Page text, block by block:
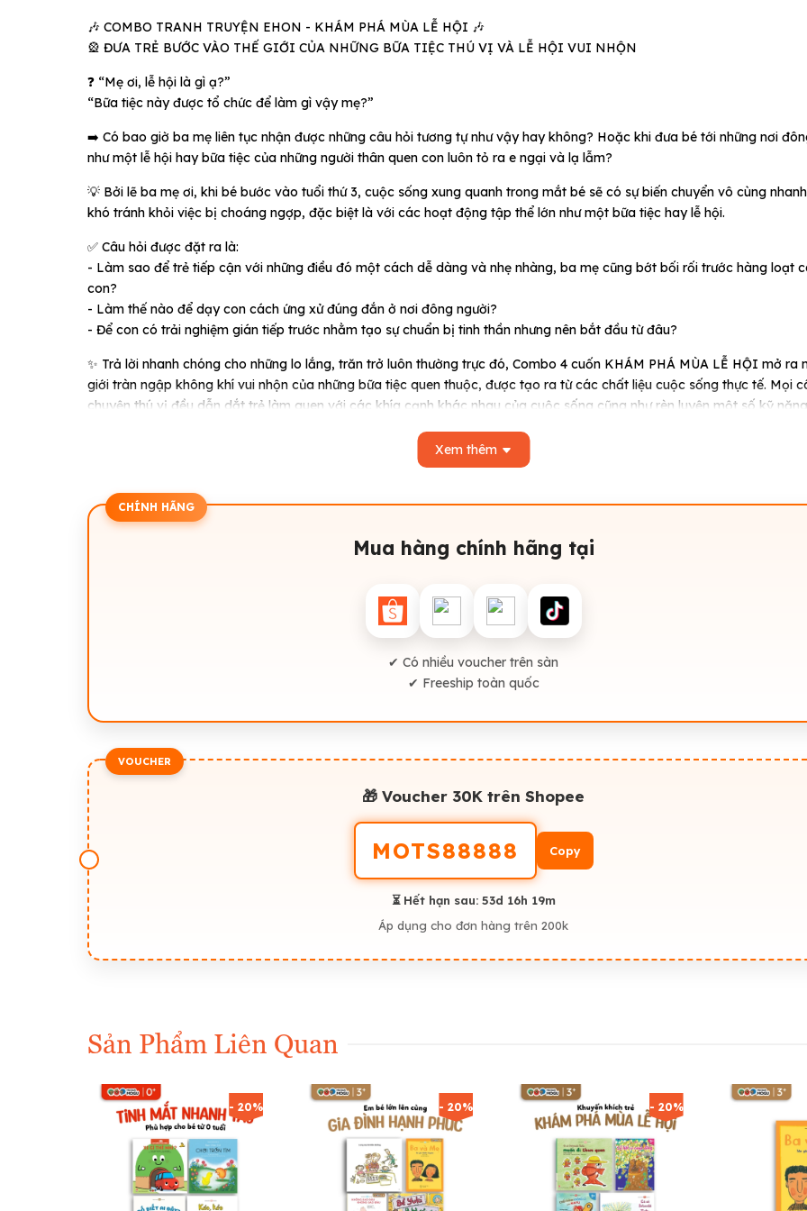
️🎶 COMBO TRANH TRUYỆN EHON - KHÁM PHÁ MÙA LỄ HỘI ️🎶
🎡 ĐƯA TRẺ BƯỚC VÀO THẾ GIỚI CỦA NHỮNG BỮA TIỆC THÚ VỊ VÀ LỄ HỘI VUI NHỘN
❓ “Mẹ ơi, lễ hội là gì ạ?”
“Bữa tiệc này được tổ chức để làm gì vậy mẹ?”
➡️ Có bao giờ ba mẹ liên tục nhận được những câu hỏi tương tự như vậy hay không? Hoặc khi đưa bé tới những nơi
như một lễ hội hay bữa tiệc của những người thân quen con luôn tỏ ra e ngại và lạ lẫm?
💡 Bởi lẽ ba mẹ ơi, khi bé bước vào tuổi thứ 3, cuộc sống xung quanh trong mắt bé sẽ có sự biến chuyển vô cùng
khó tránh khỏi việc bị choáng ngợp, đặc biệt là với các hoạt động tập thể lớn như một bữa tiệc hay lễ hội.
✅ Câu hỏi được đặt ra là:
- Làm sao để trẻ tiếp cận với những điều đó một cách dễ dàng và nhẹ nhàng, ba mẹ cũng bớt bối rối trước hàng loạt
con?
- Làm thế nào để dạy con cách ứng xử đúng đắn ở nơi đông người?
- Để con có trải nghiệm gián tiếp trước nhằm tạo sự chuẩn bị tinh thần nhưng nên bắt đầu từ đâu?
✨ Trả lời nhanh chóng cho những lo lắng, trăn trở luôn thường trực đó, Combo 4 cuốn KHÁM PHÁ MÙA LỄ HỘI mở ra
giới tràn ngập không khí vui nhộn của những bữa tiệc quen thuộc, được tạo ra từ các chất liệu cuộc sống thực tế. Mọi
chuyện thú vị đều dẫn dắt trẻ làm quen với các khía cạnh khác nhau của cuộc sống cũng như rèn luyện một số kỹ
🐟 CÔ CÁ SETOUCHI TAIKO MUỐN ĐI THAM QUAN - Đem tới một hành trình tham quan pha lẫn giữa sự hài hước, vui
trang sách.
🐠 CÔ CÁ SETOUCHI TAIKO MUỐN ĐI DỰ TIỆC - Một câu chuyện vui nhộn với nhiều chi tiết thú vị chắc chắn sẽ mang
những giờ đọc thoải mái cho các bé có mong muốn khám phá sâu hơn về cuộc sống xung quanh.
năng lan tỏa của cái đẹp cùng sự tử tế, nuôi dưỡng cảm xúc và ý thức kết nối với thiên nhiên của trẻ.
ước mơ cho dù có gặp bao nhiêu thử thách đi chăng nữa.
- Minh hoạ rực rỡ, nhiều chi tiết vui nhộn, mô tả không khí lễ hội sinh động.
- Cấu trúc mỗi cuốn là một câu chuyện trọn vẹn, có cao trào, kết thúc ấm áp, xen kẽ giải thích ngắn về nét văn hoá
của Nhật bản.
- Nội dung không chỉ giới thiệu những kiến thức cơ bản với các dẫn dắt, tiếp cận đơn giản mà còn lồng ghép các yếu tố
nhật, giúp bé liên hệ thực tế.
📚 BÀI HỌC GIÁO DỤC NHẬN THỨC ĐA CHIỀU XUẤT PHÁT TỪ NHỮNG TRANG SÁCH NHỎ:
- Mỗi câu chuyện đều lồng ghép các bữa tiệc, lễ hội từ giản dị đến mang tính văn hoá giúp ba mẹ đọc cùng con và giải
nhiên, không khô khan, khó hiểu.
- Trẻ được “thử” trải nghiệm gián tiếp không khí lễ hội qua tranh minh hoạ rực rỡ, giảm sự bỡ ngỡ khi tham gia thật.
- Gợi mở nhiều chủ đề trò chuyện như: quy tắc ứng xử nơi đông người, lý do tổ chức lễ hội giúp ba mẹ giáo dục nhận
con một cách nhẹ nhàng.
#nuoiconthongminh #sachhaychobe #tranhtruyenehonnhatban #motsachmogu #docsachchocon
Xem thêm
CHÍNH HÃNG
Mua hàng chính hãng tại
✔ Có nhiều voucher trên sàn
✔ Freeship toàn quốc
VOUCHER
🎁 Voucher 30K trên Shopee
MOTS88888 Copy
⏳ Hết hạn sau: 53d 16h 19m
Áp dụng cho đơn hàng trên 200k
Sản Phẩm Liên Quan
- 20% - 20% - 20%